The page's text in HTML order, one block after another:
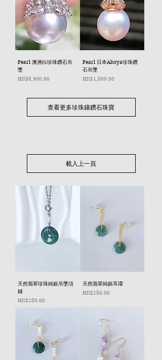
Pearl 澳洲白珍珠鑽石吊
墜
價格
HK$6,900.00
Pearl 日本Akoya珍珠鑽
石吊墜
價格
HK$1,800.00
查看更多珍珠鑲鑽石珠寶
載入上一頁
天然翡翠珍珠純銀吊墜項
鏈
價格
HK$280.00
天然翡翠純銀耳環
價格
HK$280.00